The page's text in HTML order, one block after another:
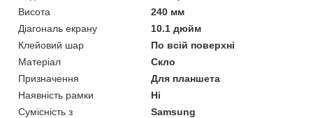
Висота
240 мм
Діагональ екрану
10.1 дюйм
Клейовий шар
По всій поверхні
Матеріал
Скло
Призначення
Для планшета
Наявність рамки
Ні
Сумісність з
Samsung